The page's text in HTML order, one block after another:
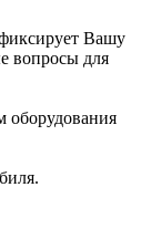
Вашу
вопросы для
оборудования